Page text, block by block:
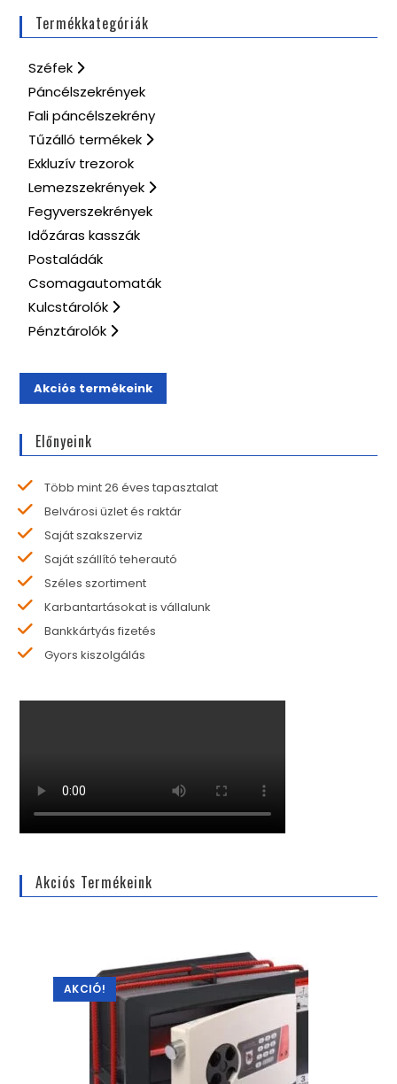
Termékkategóriák
Széfek
Páncélszekrények
Fali páncélszekrény
Tűzálló termékek
Exkluzív trezorok
Lemezszekrények
Fegyverszekrények
Időzáras kasszák
Postaládák
Csomagautomaták
Kulcstárolók
Pénztárolók
Akciós termékeink
Előnyeink
Több mint 26 éves tapasztalat
Belvárosi üzlet és raktár
Saját szakszerviz
Saját szállító teherautó
Széles szortiment
Karbantartásokat is vállalunk
Bankkártyás fizetés
Gyors kiszolgálás
Akciós Termékeink
AKCIÓ!